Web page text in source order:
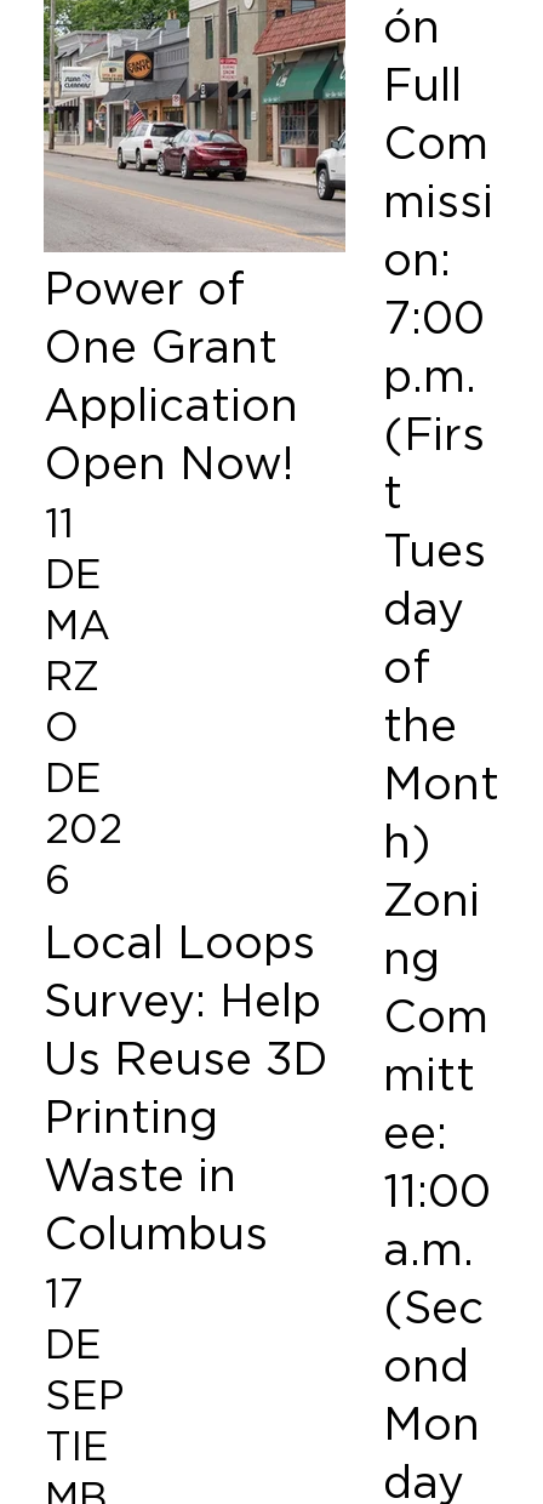
ón
Full
Com
missi
on:
7:00
p.m.
(Firs
t
Tues
day
of
the
Mont
h)
Zoni
ng
Com
mitt
ee:
11:00
a.m.
(Sec
ond
Mon
day
Power of
One Grant
Application
Open Now!
11
DE
MA
RZ
O
DE
202
6
Local Loops
Survey: Help
Us Reuse 3D
Printing
Waste in
Columbus
17
DE
SEP
TIE